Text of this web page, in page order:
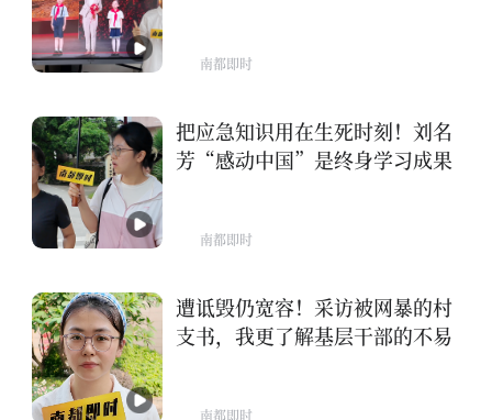
南都即时
把应急知识用在生死时刻！刘名
芳“感动中国”是终身学习成果
南都即时
遭诋毁仍宽容！采访被网暴的村
支书，我更了解基层干部的不易
南都即时